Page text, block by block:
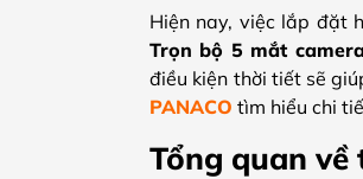
Hiện nay, việc lắp đặt
Trọn bộ 5 mắt
điều kiện thời tiết sẽ
PANACO tìm hiểu chi
Tổng quan